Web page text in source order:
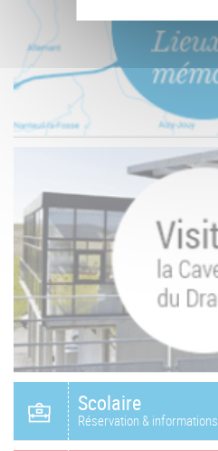
Scolaire
Réservation & informations